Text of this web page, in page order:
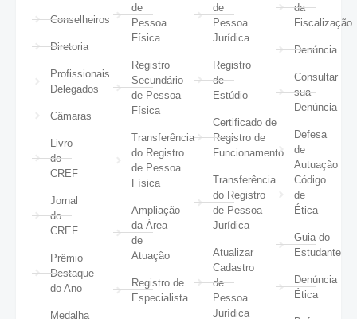
Conselheiros
Diretoria
Profissionais
Delegados
Câmaras
Livro
do
CREF
Jornal
do
CREF
Prêmio
Destaque
do Ano
Medalha
de
Pessoa
Física
Registro
Secundário
de Pessoa
Física
Transferência
do Registro
de Pessoa
Física
Ampliação
da Área
de
Atuação
Registro de
Especialista
de
Pessoa
Jurídica
Registro
de
Estúdio
Certificado de
Registro de
Funcionamento
Transferência
do Registro
de Pessoa
Jurídica
Atualizar
Cadastro
de
Pessoa
Jurídica
da
Fiscalização
Denúncia
Consultar
sua
Denúncia
Defesa
de
Autuação
Código
de
Ética
Guia do
Estudante
Denúncia
Ética